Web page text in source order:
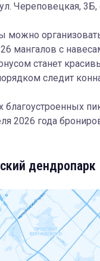
Череповецкая, 3Б,
можно
мангалов с
станет
следит
благоустроенных
2026 года
дендропарк